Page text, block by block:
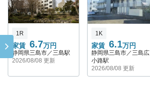
家賃 6.7万円
1R
静岡県三島市／三島駅
2026/08/08 更新
家賃 6.1万円
1K
静岡県三島市／三島広
小路駅
2026/08/08 更新